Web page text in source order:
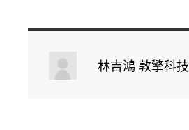
林吉鴻 敦擎科技